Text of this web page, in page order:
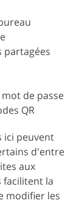
partagées
de passe
QR
ici peuvent
d'entre
aux
facilitent la
modifier les